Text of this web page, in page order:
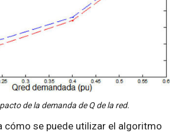
de la demanda de Q de la red.
cómo se puede utilizar el algoritmo